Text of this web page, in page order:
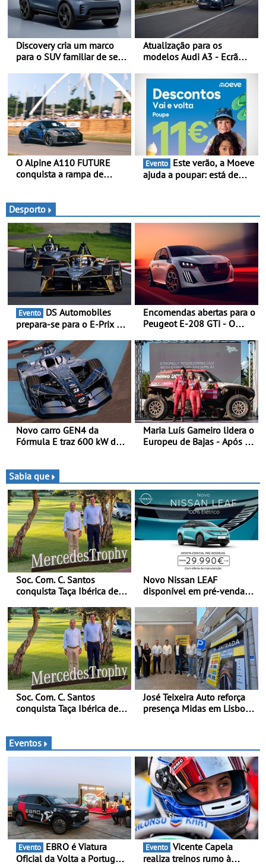
Discovery cria um marco
para o SUV familiar de sete
passa agora a
disponibilizar três versões
distintas
Atualização para os
modelos Audi A3 - Ecrã
condução adaptativo plus,
estacion. assistido e
assistente de marcha-atrás
O Alpine A110 FUTURE
conquista a rampa de
O protótipo de
desenvolvimento do Alpine
A110 FUTURE fez a sua
estreia dinâmica, em
público
Evento
ajuda a poupar: está de
Desporto
Evento
prepara-se para o E-Prix de
vai acolher duas corridas
noturnas, uma estreia para
no campeonato
Encomendas abertas para o
Peugeot E-208 GTi - O
com as melhores
performances da categoria
Novo carro GEN4 da
Fórmula E traz 600 kW de
programa de competição
elétrica da Nissan - São
600 kW (816 cv) e acelera
dos 0 aos 100 km/h em 1,8
segundos
Maria Luís Gameiro lidera o
Europeu de Bajas - Após a
Sabia que
Soc. Com. C. Santos
conquista Taça Ibérica de
MercedesTrophy
Novo Nissan LEAF
disponível em pré-venda a
IVA - Como parte da
campanha exclusiva de
lançamento, os primeiros
clientes beneficiam da
oferta de 3 anos de
manutenção incluída
Soc. Com. C. Santos
conquista Taça Ibérica de
José Teixeira Auto reforça
presença Midas em Lisboa
Eventos
Evento
Oficial da Volta a Portugal
Evento
realiza treinos rumo à